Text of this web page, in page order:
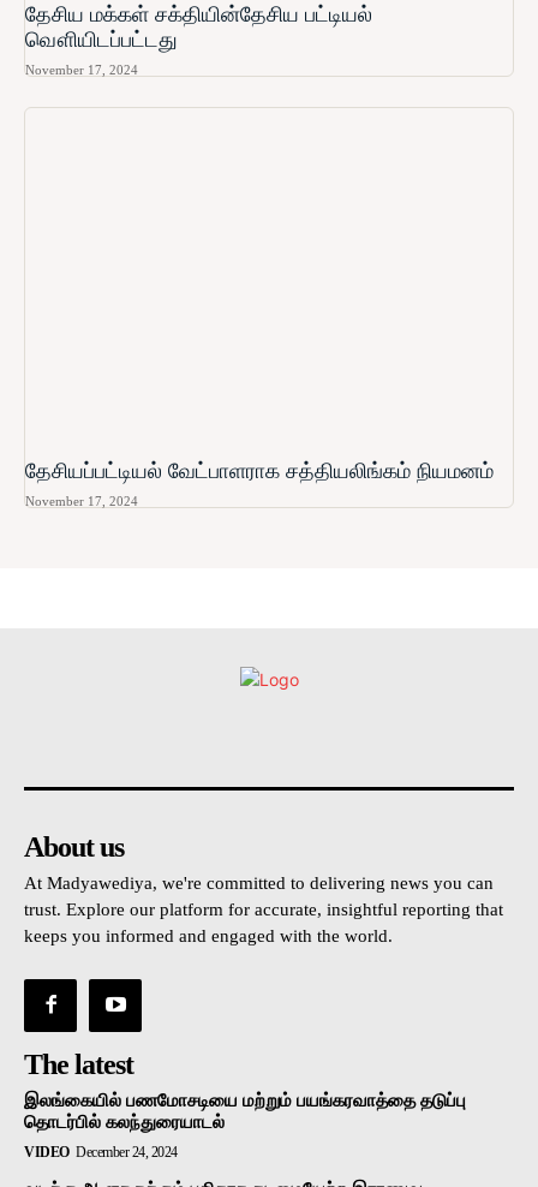
தேசிய மக்கள் சக்தியின்தேசிய பட்டியல்
வௌியிடப்பட்டது
November 17, 2024
தேசியப்பட்டியல் வேட்பாளராக சத்தியலிங்கம் நியமனம்
November 17, 2024
About us
At Madyawediya, we're committed to delivering news you can
trust. Explore our platform for accurate, insightful reporting that
keeps you informed and engaged with the world.
The latest
இலங்கையில் பணமோசடியை மற்றும் பயங்கரவாத்தை தடுப்பு
தொடர்பில் கலந்துரையாடல்
VIDEO December 24, 2024